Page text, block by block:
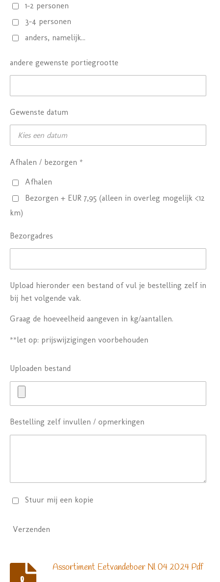
1-2 personen
3-4 personen
anders, namelijk...
andere gewenste portiegrootte
Gewenste datum
Afhalen / bezorgen *
Afhalen
Bezorgen + EUR 7,95 (alleen in overleg mogelijk <12
km)
Bezorgadres
Upload hieronder een bestand of vul je bestelling zelf in
bij het volgende vak.
Graag de hoeveelheid aangeven in kg/aantallen.
**let op: prijswijzigingen voorbehouden
Uploaden bestand
Bestelling zelf invullen / opmerkingen
Stuur mij een kopie
Verzenden
Assortiment Eetvandeboer Nl 04 2024 Pdf